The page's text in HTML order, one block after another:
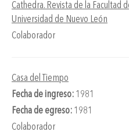
Cathedra. Revista de la Facultad
Universidad de Nuevo León
Colaborador
Casa del Tiempo
Fecha de ingreso: 1981
Fecha de egreso: 1981
Colaborador